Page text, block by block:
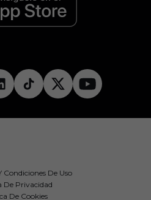
Condiciones De Uso
De Privacidad
De Cookies